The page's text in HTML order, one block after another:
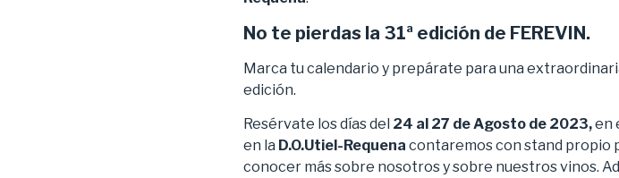
No te pierdas la 31ª edición de FEREVIN.
Marca tu calendario y prepárate para una
edición.
Resérvate los días del 24 al 27 de Agosto de 2023,en
en la D.O.Utiel-Requena contaremos con stand propio
conocer más sobre nosotros y sobre nuestros vinos.